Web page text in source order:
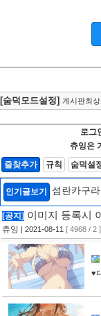
[숨덕모드설정] 게시판최
로그
츄잉은
즐찾추가
규칙 숨덕설
인기글보기 섬란카구라
[공지] 이미지 등록시
츄잉 | 2021-08-11 [ 4968 / 2 ]
♥